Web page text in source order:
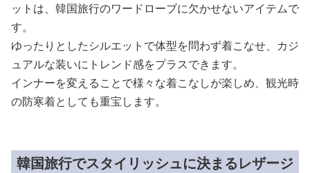
ットは、韓国旅行のワードローブに欠かせないアイテムで
す。
ゆったりとしたシルエットで体型を問わず着こなせ、カジ
ュアルな装いにトレンド感をプラスできます。
インナーを変えることで様々な着こなしが楽しめ、観光時
の防寒着としても重宝します。
韓国旅行でスタイリッシュに決まるレザージ